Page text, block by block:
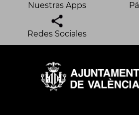
Nuestras Apps
Redes Sociales